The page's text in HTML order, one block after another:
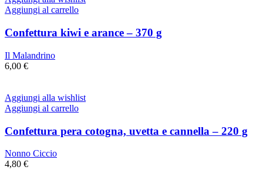
Aggiungi al carrello
Confettura kiwi e arance – 370 g
Il Malandrino
6,00 €
Aggiungi alla wishlist
Aggiungi al carrello
Confettura pera cotogna, uvetta e cannella – 220 g
Nonno Ciccio
4,80 €